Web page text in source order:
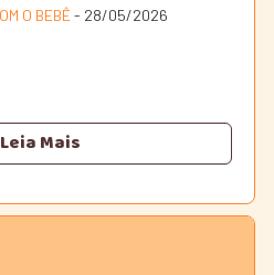
O BEBÊ- 28/05/2026
Leia Mais